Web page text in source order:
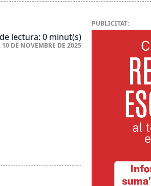
lectura: 0 minut(s)
10 DE NOVEMBRE DE 2025
PUBLICITAT: